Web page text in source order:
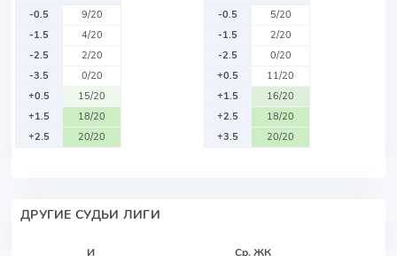
-0.5
9/20
-1.5
4/20
-2.5
2/20
-3.5
0/20
+0.5
15/20
+1.5
18/20
+2.5
20/20
-0.5
5/20
-1.5
2/20
-2.5
0/20
+0.5
11/20
+1.5
16/20
+2.5
18/20
+3.5
20/20
ДРУГИЕ СУДЬИ ЛИГИ
И Ср. ЖК